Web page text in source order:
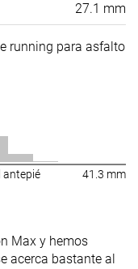
27.1 mm
running para asfalto
antepié 41.3 mm
Max y hemos
acerca bastante al